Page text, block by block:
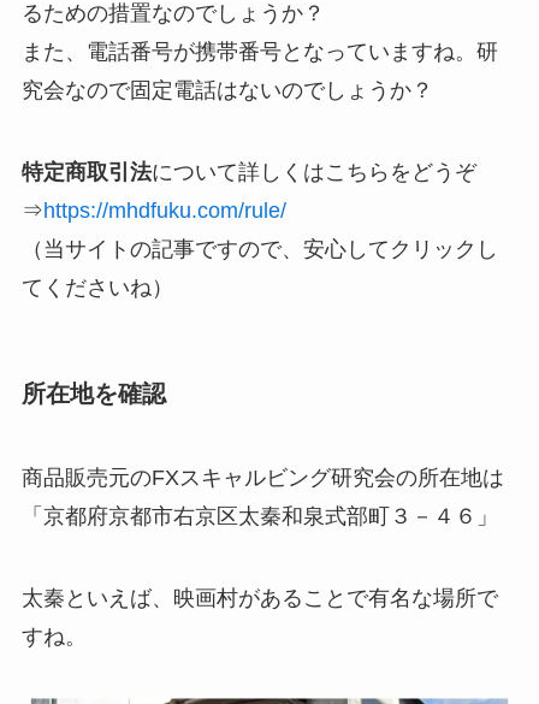
るための措置なのでしょうか？
また、電話番号が携帯番号となっていますね。研
究会なので固定電話はないのでしょうか？
特定商取引法について詳しくはこちらをどうぞ
⇒https://mhdfuku.com/rule/
（当サイトの記事ですので、安心してクリックし
てくださいね）
所在地を確認
商品販売元のFXスキャルビング研究会の所在地は
「京都府京都市右京区太秦和泉式部町３－４６」
太秦といえば、映画村があることで有名な場所で
すね。